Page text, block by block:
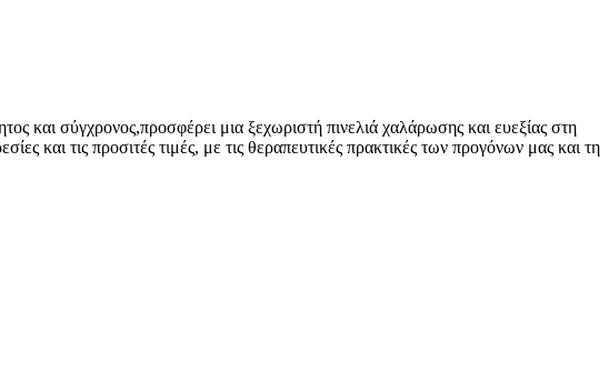
και σύγχρονος,προσφέρει μια ξεχωριστή πινελιά χαλάρωσης και ευεξίας στη
και τις προσιτές τιμές, με τις θεραπευτικές πρακτικές των προγόνων μας και τη